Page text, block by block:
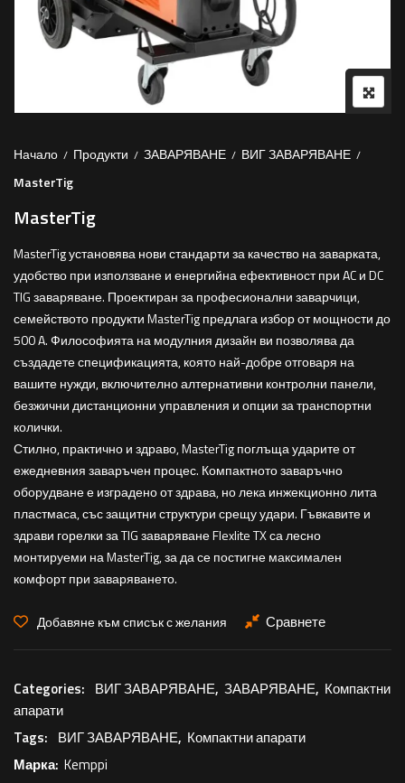
Начало Продукти ЗАВАРЯВАНЕ
ВИГ ЗАВАРЯВАНЕ
MasterTig
MasterTig
MasterTig установява нови стандарти за качество на заварката,
удобство при използване и енергийна ефективност при AC и DC
TIG заваряване. Проектиран за професионални заварчици,
семейството продукти MasterTig предлага избор от мощности до
500 A. Философията на модулния дизайн ви позволява да
създадете спецификацията, която най-добре отговаря на
вашите нужди, включително алтернативни контролни панели,
безжични дистанционни управления и опции за транспортни
колички.
Стилно, практично и здраво, MasterTig поглъща ударите от
ежедневния заваръчен процес. Компактното заваръчно
оборудване е изградено от здрава, но лека инжекционно лита
пластмаса, със защитни структури срещу удари. Гъвкавите и
здрави горелки за TIG заваряване Flexlite TX са лесно
монтируеми на MasterTig, за да се постигне максимален
комфорт при заваряването.
Добавяне към списък с желания Сравнете
Categories: ВИГ ЗАВАРЯВАНЕ, ЗАВАРЯВАНЕ, Компактни
апарати
Tags: ВИГ ЗАВАРЯВАНЕ, Компактни апарати
Марка: Kemppi